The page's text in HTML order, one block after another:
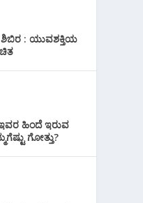
ಶಿಬಿರ : ಯುವಶಕ್ತಿಯ
ಹಿಂದೆ ಇರುವ
ಗೋತ್ತು?